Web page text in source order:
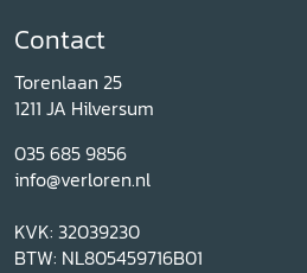
Contact
Torenlaan 25
1211 JA Hilversum
035 685 9856
info@verloren.nl
KVK: 32039230
BTW: NL805459716B01